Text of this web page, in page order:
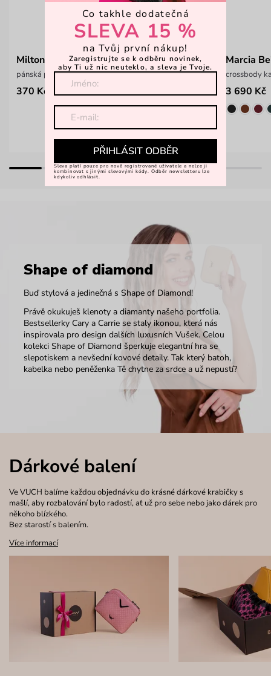
Milton Beige
pánská peněženka z odolného materiálu
370 Kč 649 Kč
Marcia
crossbody
3 690 Kč
Shape of diamond
Buď stylová a jedinečná s Shape of Diamond!
Právě okukuješ klenoty a diamanty našeho portfolia.
Bestsellerky Cary a Carrie se staly ikonou, která nás
inspirovala pro design dalších luxusních Vušek. Celou
kolekci Shape of Diamond šperkuje elegantní hra se
slepotiskem a nevšední kovové detaily. Tak který batoh,
kabelka nebo peněženka Tě chytne za srdce a už nepustí?
Dárkové balení
Ve VUCH balíme každou objednávku do krásné dárkové krabičky s
mašlí, aby rozbalování bylo radostí, ať už pro sebe nebo jako dárek pro
někoho blízkého.
Bez starostí s balením.
Více informací
Co takhle dodatečná
SLEVA 15 %
na Tvůj první nákup!
Zaregistrujte se k odběru novinek,
aby Ti už nic neuteklo, a sleva je Tvoje.
PŘIHLÁSIT ODBĚR
Sleva platí pouze pro nově registrované uživatele a nelze ji
kombinovat s jinými slevovými kódy. Odběr newsletteru lze
kdykoliv odhlásit.